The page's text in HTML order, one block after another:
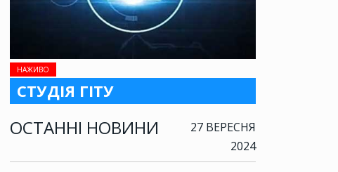
НАЖИВО
СТУДІЯ ГІТУ
ОСТАННІ НОВИНИ
27 ВЕРЕСНЯ
2024